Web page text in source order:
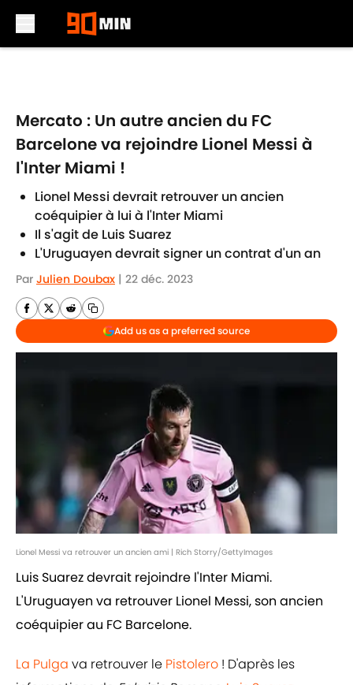
Mercato : Un autre ancien du FC
Barcelone va rejoindre Lionel Messi à
l'Inter Miami !
Lionel Messi devrait retrouver un ancien
coéquipier à lui à l'Inter Miami
Il s'agit de Luis Suarez
L'Uruguayen devrait signer un contrat d'un an
Par Julien Doubax | 22 déc. 2023
Add us as a preferred source
Lionel Messi va retrouver un ancien ami | Rich Storry/GettyImages
Luis Suarez devrait rejoindre l'Inter Miami.
L'Uruguayen va retrouver Lionel Messi, son ancien
coéquipier au FC Barcelone.
La Pulga va retrouver le Pistolero ! D'après les